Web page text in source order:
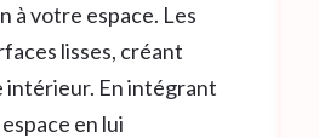
à votre espace. Les
lisses, créant
intérieur. En intégrant
en lui